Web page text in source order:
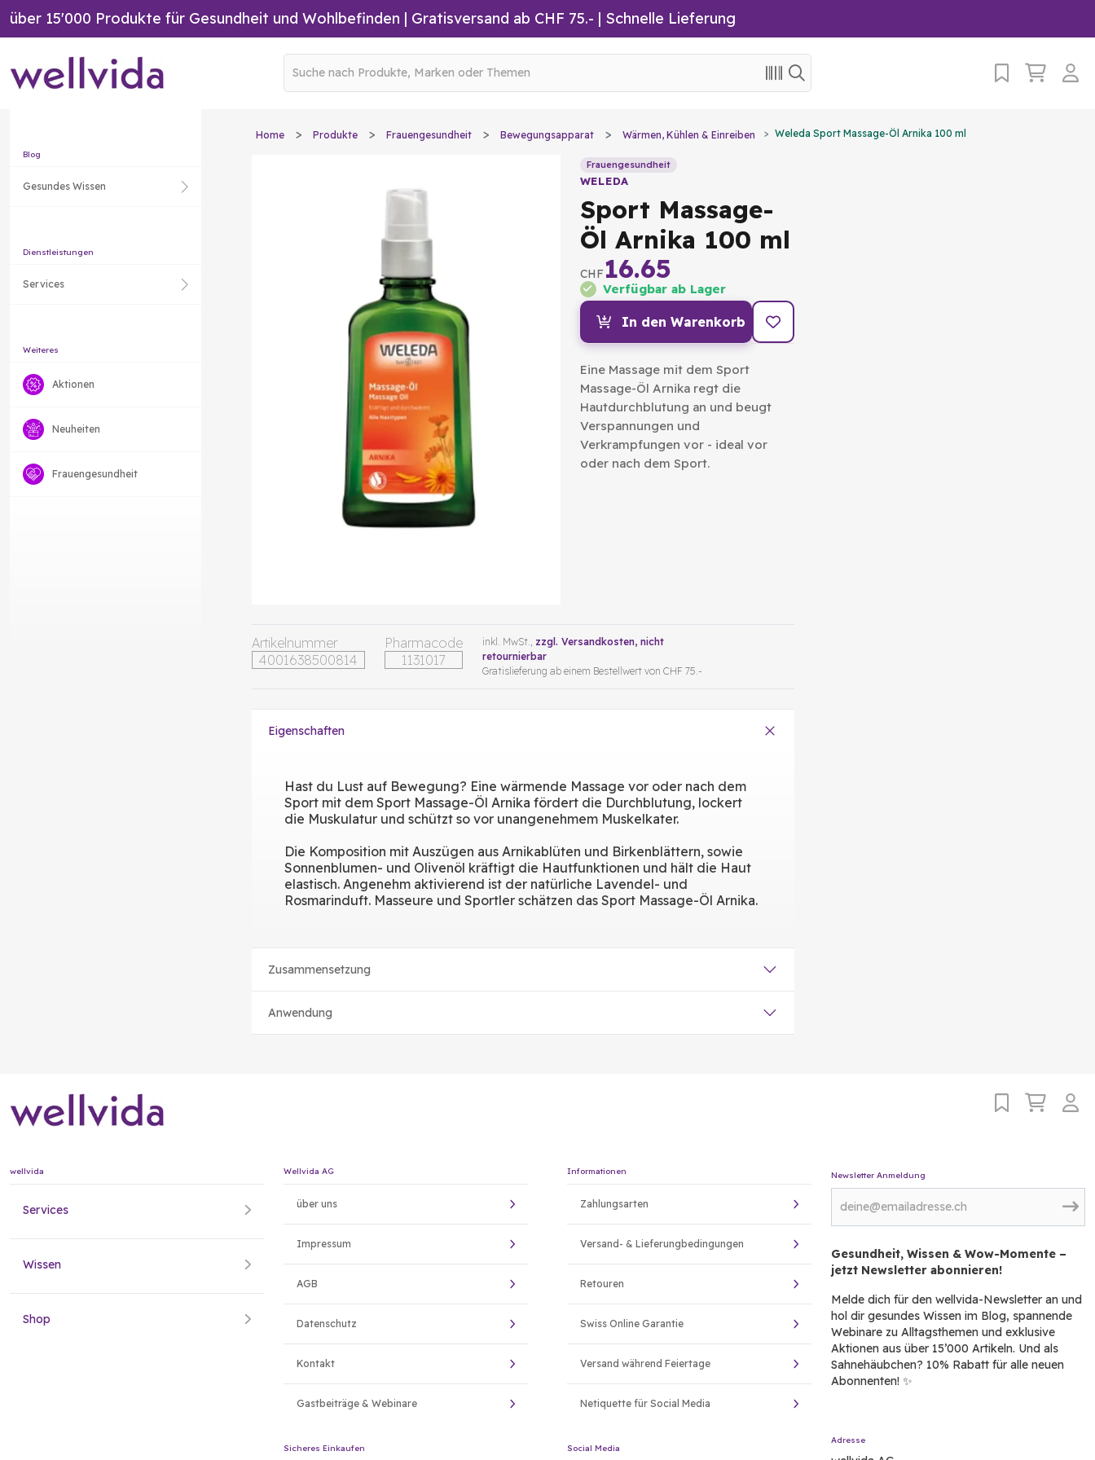
über 15'000 Produkte für Gesundheit und Wohlbefinden | Gratisversand ab CHF 75.- | Schnelle Lieferung
Blog
Gesundes Wissen
Dienstleistungen
Services
Weiteres
Aktionen
Neuheiten
Frauengesundheit
Home Produkte Frauengesundheit Bewegungsapparat Wärmen, Kühlen & Einreiben Weleda Sport Massage-Öl Arnika 100 ml
Frauengesundheit
WELEDA
Sport Massage-
Öl Arnika 100 ml
CHF16.65
Verfügbar ab Lager
In den Warenkorb
Eine Massage mit dem Sport
Massage-Öl Arnika regt die
Hautdurchblutung an und beugt
Verspannungen und
Verkrampfungen vor - ideal vor
oder nach dem Sport.
Artikelnummer
4001638500814
Pharmacode
1131017
inkl. MwSt., zzgl. Versandkosten, nicht
retournierbar
Gratislieferung ab einem Bestellwert von CHF 75.-
Eigenschaften
Hast du Lust auf Bewegung? Eine wärmende Massage vor oder nach dem
Sport mit dem Sport Massage-Öl Arnika fördert die Durchblutung, lockert
die Muskulatur und schützt so vor unangenehmem Muskelkater.
Die Komposition mit Auszügen aus Arnikablüten und Birkenblättern, sowie
Sonnenblumen- und Olivenöl kräftigt die Hautfunktionen und hält die Haut
elastisch. Angenehm aktivierend ist der natürliche Lavendel- und
Rosmarinduft. Masseure und Sportler schätzen das Sport Massage-Öl Arnika.
Zusammensetzung
Anwendung
wellvida
Services
Wissen
Shop
Wellvida AG
über uns
Impressum
AGB
Datenschutz
Kontakt
Gastbeiträge & Webinare
Informationen
Zahlungsarten
Versand- & Lieferungbedingungen
Retouren
Swiss Online Garantie
Versand während Feiertage
Netiquette für Social Media
Sicheres Einkaufen Social Media
Newsletter Anmeldung
Gesundheit, Wissen & Wow-Momente –
jetzt Newsletter abonnieren!
Melde dich für den wellvida-Newsletter an und
hol dir gesundes Wissen im Blog, spannende
Webinare zu Alltagsthemen und exklusive
Aktionen aus über 15’000 Artikeln. Und als
Sahnehäubchen? 10% Rabatt für alle neuen
Abonnenten! ✨
Adresse